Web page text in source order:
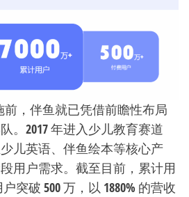
前，伴鱼就已凭借前瞻性布局
。2017 年进入少儿教育赛道
儿英语、伴鱼绘本等核心产
用户需求。截至目前，累计用
突破 500 万，以 1880% 的营收